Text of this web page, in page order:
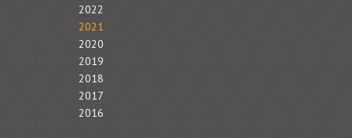
2022
2021
2020
2019
2018
2017
2016